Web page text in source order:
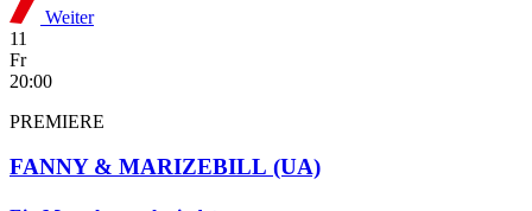
Weiter
11
Fr
20:00
PREMIERE
FANNY & MARIZEBILL (UA)